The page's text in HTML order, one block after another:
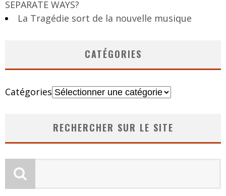
SEPARATE WAYS?
La Tragédie sort de la nouvelle musique
CATÉGORIES
Catégories
RECHERCHER SUR LE SITE